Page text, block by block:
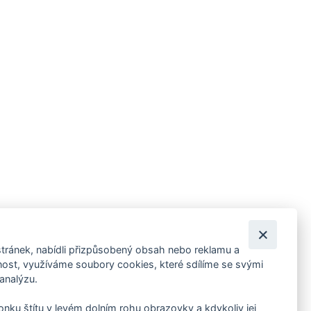
pozvánky na kulturní a sportovní akce?
nabídli přizpůsobený obsah nebo reklamu a
využíváme soubory cookies, které sdílíme se svými
štítu v levém dolním rohu obrazovky a kdykoliv jej